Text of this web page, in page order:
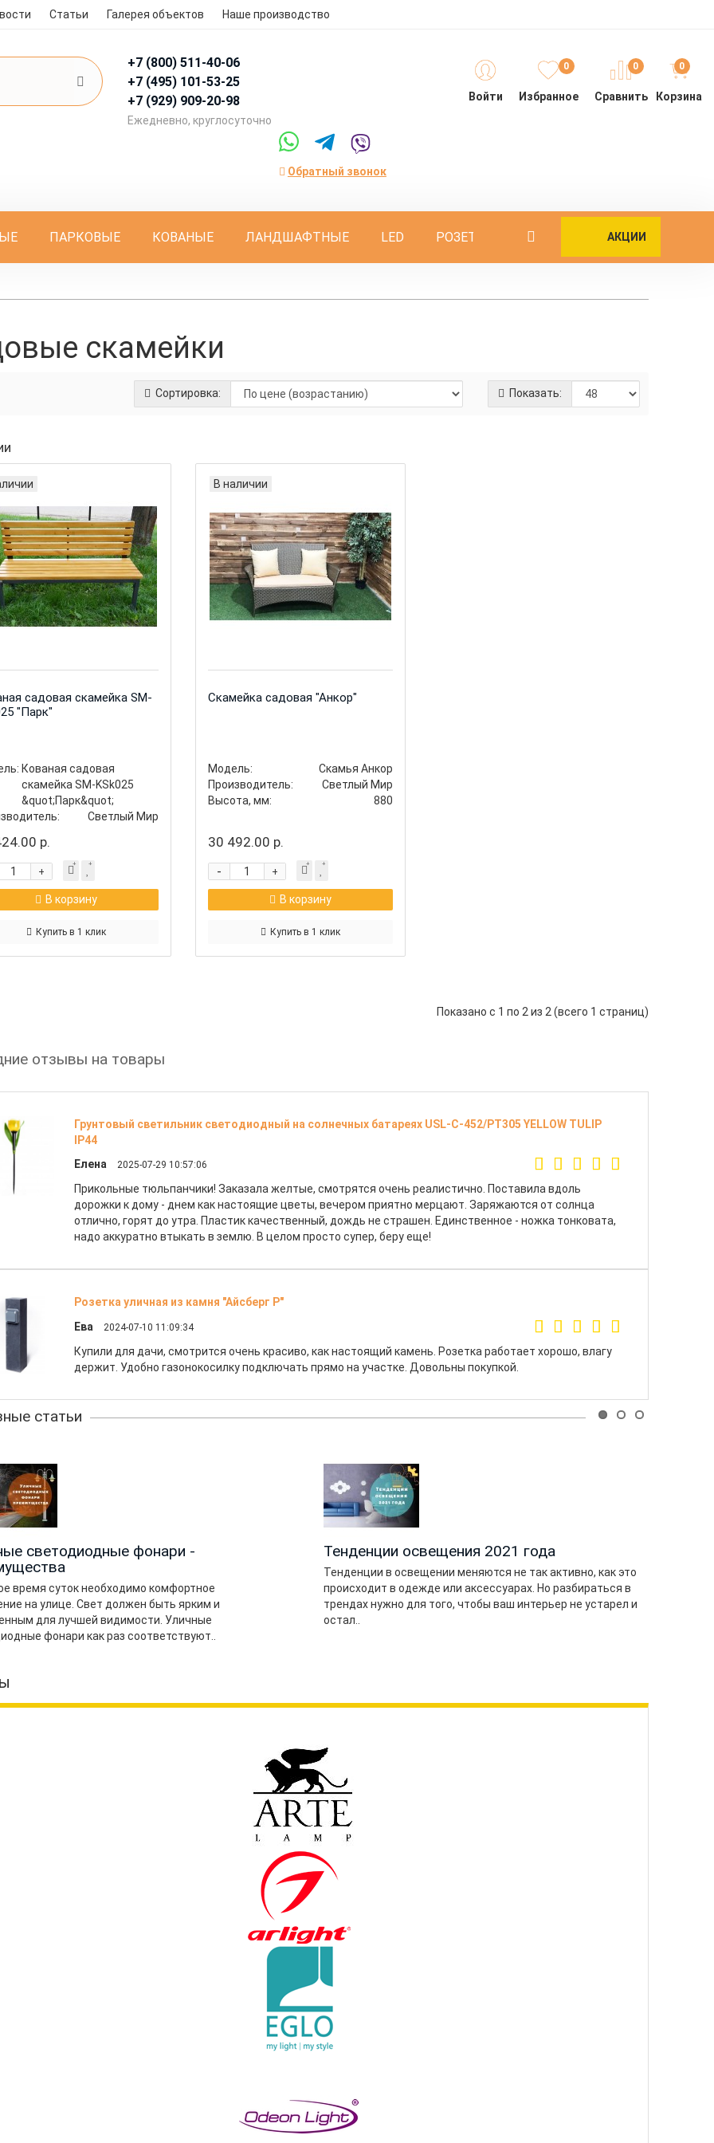
Статьи Галерея объектов Наше производство
+7 (800) 511-40-06
+7 (495) 101-53-25
+7 (929) 909-20-98
Eжедневно, круглосуточно
Обратный звонок
Войти Избранное
0
Сравнить
0
Корзина
0
ПАРКОВЫЕ КОВАНЫЕ ЛАНДШАФТНЫЕ LED РОЗЕТКИ ОПОРЫ ИНТЕРЬЕРНЫЕ
АКЦИИ
скамейки
Сортировка: Показать:
садовая скамейка SM-
"Парк"
Кованая садовая
скамейка SM-KSk025
&quot;Парк&quot;
Светлый Мир
р.
+
В корзину
Купить в 1 клик
В наличии
Скамейка садовая "Анкор"
Модель:
Скамья Анкор
Производитель:
Светлый Мир
Высота, мм:
880
30 492.00 р.
+
-
В корзину
Купить в 1 клик
Показано с 1 по 2 из 2 (всего 1 страниц)
отзывы на товары
Грунтовый светильник светодиодный на солнечных батареях USL-C-452/PT305 YELLOW TULIP
IP44
Елена
2025-07-29 10:57:06
Прикольные тюльпанчики! Заказала желтые, смотрятся очень реалистично. Поставила вдоль
дорожки к дому - днем как настоящие цветы, вечером приятно мерцают. Заряжаются от солнца
отлично, горят до утра. Пластик качественный, дождь не страшен. Единственное - ножка тонковата,
надо аккуратно втыкать в землю. В целом просто супер, беру еще!
Розетка уличная из камня "Айсберг Р"
Ева
2024-07-10 11:09:34
Купили для дачи, смотрится очень красиво, как настоящий камень. Розетка работает хорошо, влагу
держит. Удобно газонокосилку подключать прямо на участке. Довольны покупкой.
статьи
светодиодные фонари -
время суток необходимо комфортное
на улице. Свет должен быть ярким и
для лучшей видимости. Уличные
фонари как раз соответствуют..
Тенденции освещения 2021 года
Тенденции в освещении меняются не так активно, как это
происходит в одежде или аксессуарах. Но разбираться в
трендах нужно для того, чтобы ваш интерьер не устарел и
остал..